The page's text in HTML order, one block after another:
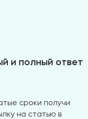
и полный ответ
сроки получи
на статью в